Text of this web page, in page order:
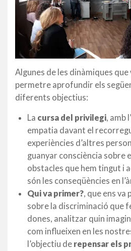
Algunes de les dinàmiques
permetre aprofundir els
diferents objectius:
La cursa del privilegi, amb
empatia davant el
experiències d’altres
guanyar consciència sobre
obstacles que hem tingut i
són les conseqüències en
Qui va primer?, que ens
sobre la discriminació que
dones, analitzar quin
com influeixen en les
l’objectiu de repensar els